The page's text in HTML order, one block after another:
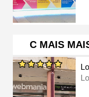
C MAIS